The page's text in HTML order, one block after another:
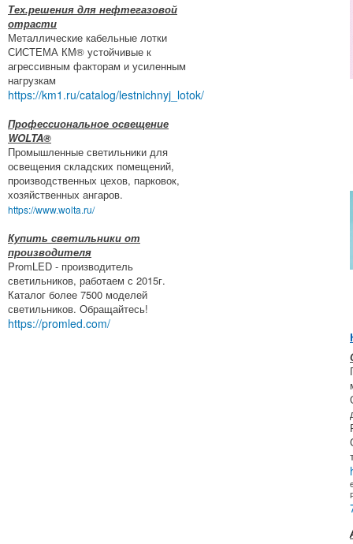
Тех.решения для нефтегазовой
отрасти
Металлические кабельные лотки
СИСТЕМА КМ® устойчивые к
агрессивным факторам и усиленным
нагрузкам
https://km1.ru/catalog/lestnichnyj_lotok/
Профессиональное освещение
WOLTA®
Промышленные светильники для
освещения складских помещений,
производственных цехов, парковок,
хозяйственных ангаров.
https://www.wolta.ru/
Купить светильники от
производителя
PromLED - производитель
светильников, работаем с 2015г.
Каталог более 7500 моделей
светильников. Обращайтесь!
https://promled.com/